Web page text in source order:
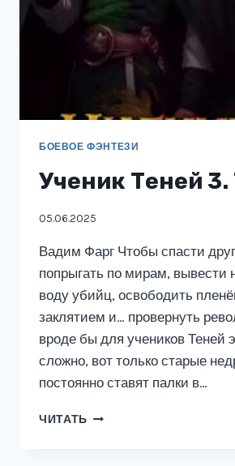
БОЕВОЕ ФЭНТЕЗИ
Ученик Теней 3.
05.06.2025
Вадим Фарг Чтобы спасти
попрыгать по мирам, вывести
воду убийц, освободить
заклятием и… провернуть
вроде бы для учеников Теней
сложно, вот только старые
постоянно ставят палки в…
ЧИТАТЬ УЧЕНИК